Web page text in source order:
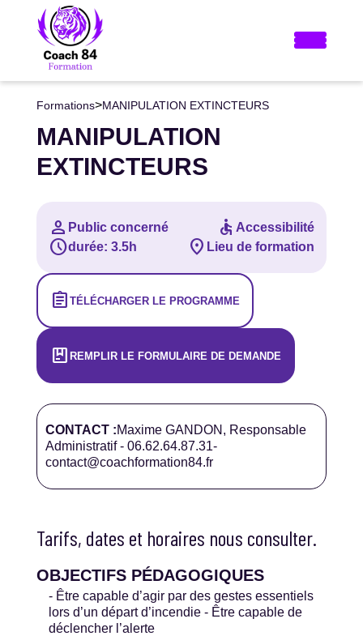
Formations>MANIPULATION EXTINCTEURS
MANIPULATION
EXTINCTEURS
person Public concerné accessibleAccessibilité
scheduledurée: 3.5h location_on Lieu de formation
assignment TÉLÉCHARGER LE PROGRAMME
package REMPLIR LE FORMULAIRE DE DEMANDE
CONTACT :Maxime GANDON, Responsable
Administratif - 06.62.64.87.31-
contact@coachformation84.fr
Tarifs, dates et horaires nous consulter.
OBJECTIFS PÉDAGOGIQUES
- Être capable d’agir par des gestes essentiels
lors d’un départ d’incendie - Être capable de
déclencher l’alerte